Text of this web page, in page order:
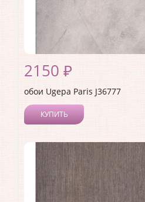
2150 ₽
обои Ugepa Paris J36777
КУПИТЬ
Коллекция:Paris
Длина рулона:
10.05
Ширина рулона:
Материал покрытия:
Виниловое
Страна:Франция